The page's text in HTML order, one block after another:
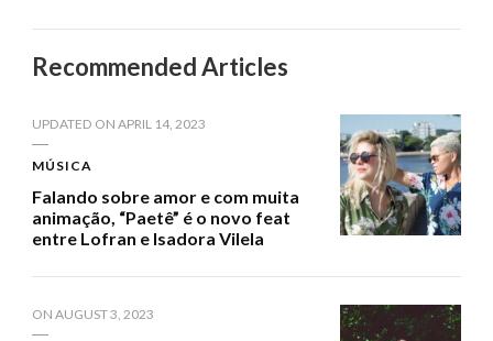
Recommended Articles
UPDATED ON APRIL 14, 2023
MÚSICA
Falando sobre amor e com muita
animação, “Paetê” é o novo feat
entre Lofran e Isadora Vilela
ON AUGUST 3, 2023